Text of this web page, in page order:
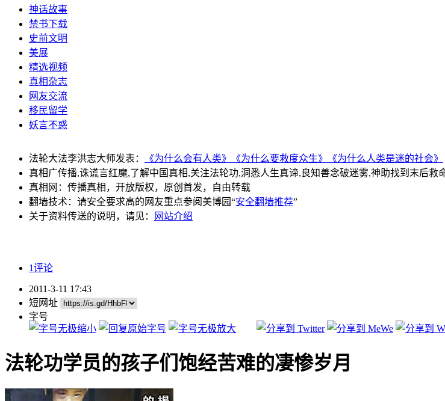
神话故事
禁书下载
史前文明
美展
精选视频
真相杂志
网友交流
移民留学
妖言不惑
法轮大法李洪志大师发表： 《为什么会有人类》 《为什么要救度众生》
《为什么人类是迷的社会》
真相广传播,诛谎言红魔,了解中国真相,关注法轮功,洞悉人生真谛,良知善念破迷雾,神助找到末后救
真相网：传播真相，开放版权，原创首发，自由转载
翻墙技术：请安全要求高的网友重点参阅美博园“安全翻墙推荐”
关于资料传送的说明，请见：
网站介绍
1评论
2011-3-11 17:43
短网址
字号
法轮功学员的孩子们饱经苦难的凄惨岁月